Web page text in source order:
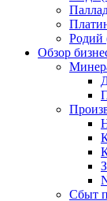
Родий
Обзор
Сбыт